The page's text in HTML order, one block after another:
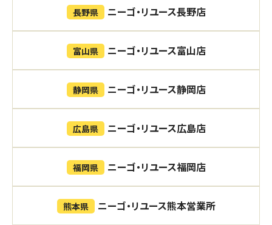
長野県 ニーゴ・リユース長野店
富山県 ニーゴ・リユース富山店
静岡県 ニーゴ・リユース静岡店
広島県 ニーゴ・リユース広島店
福岡県 ニーゴ・リユース福岡店
熊本県 ニーゴ・リユース熊本営業所